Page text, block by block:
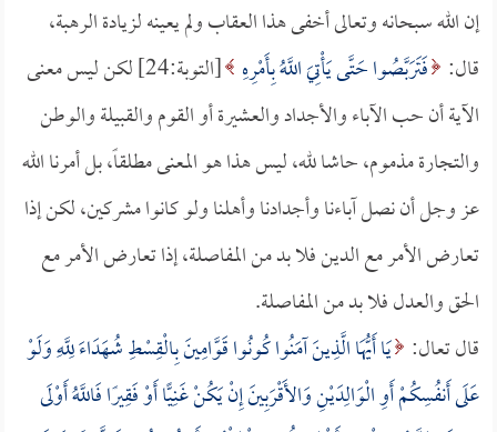
إن الله سبحانه وتعالى أخفى هذا العقاب ولم يعينه لزيادة الرهبة،
قال: فَتَرَبَّصُوا حَتَّى يَأْتِيَ اللَّهُ بِأَمْرِهِ
[التوبة:24] لكن ليس معنى
الآية أن حب الآباء والأجداد والعشيرة أو القوم والقبيلة والوطن
والتجارة مذموم، حاشا لله، ليس هذا هو المعنى مطلقاً، بل أمرنا الله
عز وجل أن نصل آباءنا وأجدادنا وأهلنا ولو كانوا مشركين، لكن إذا
تعارض الأمر مع الدين فلا بد من المفاصلة، إذا تعارض الأمر مع
الحق والعدل فلا بد من المفاصلة.
قال تعال: يَا أَيُّهَا الَّذِينَ آمَنُوا كُونُوا قَوَّامِينَ بِالْقِسْطِ شُهَدَاءَ لِلَّهِ وَلَوْ
عَلَى أَنفُسِكُمْ أَوِ الْوَالِدَيْنِ وَالأَقْرَبِينَ إِنْ يَكُنْ غَنِيًّا أَوْ فَقِيرًا فَاللَّهُ أَوْلَى